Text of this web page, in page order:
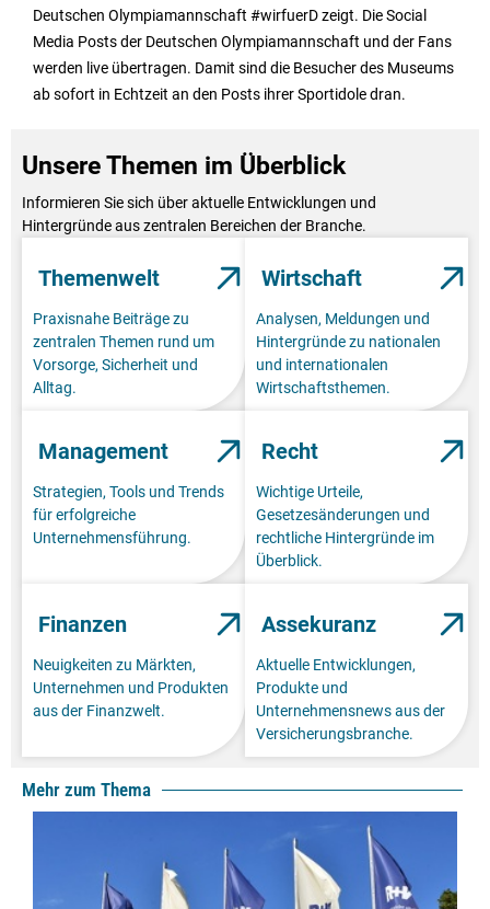
Deutschen Olympiamannschaft #wirfuerD zeigt. Die Social
Media Posts der Deutschen Olympiamannschaft und der Fans
werden live übertragen. Damit sind die Besucher des Museums
ab sofort in Echtzeit an den Posts ihrer Sportidole dran.
Unsere Themen im Überblick
Informieren Sie sich über aktuelle Entwicklungen und
Hintergründe aus zentralen Bereichen der Branche.
Themenwelt
Praxisnahe Beiträge zu
zentralen Themen rund um
Vorsorge, Sicherheit und
Alltag.
Wirtschaft
Analysen, Meldungen und
Hintergründe zu nationalen
und internationalen
Wirtschaftsthemen.
Management
Strategien, Tools und Trends
für erfolgreiche
Unternehmensführung.
Recht
Wichtige Urteile,
Gesetzesänderungen und
rechtliche Hintergründe im
Überblick.
Finanzen
Neuigkeiten zu Märkten,
Unternehmen und Produkten
aus der Finanzwelt.
Assekuranz
Aktuelle Entwicklungen,
Produkte und
Unternehmensnews aus der
Versicherungsbranche.
Mehr zum Thema